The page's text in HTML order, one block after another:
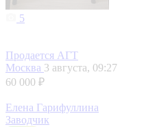
5
Продается АГТ
Москва 3 августа, 09:27
60 000 ₽
Елена Гарифуллина
Заводчик